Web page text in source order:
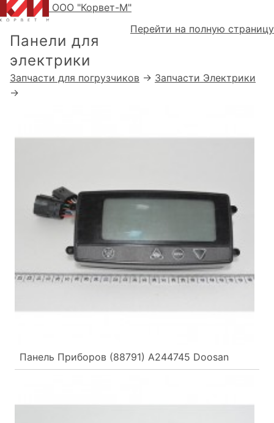
ООО "Корвет-М"
Перейти на полную страницу
Панели для
электрики
Запчасти для погрузчиков → Запчасти Электрики
→
Панель Приборов (88791) A244745 Doosan